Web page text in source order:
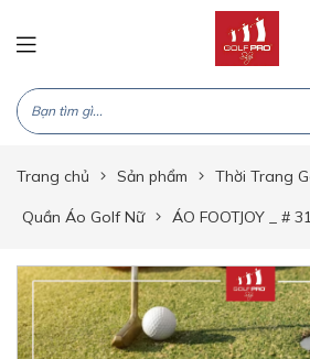
Trang chủ Sản phẩm Thời Trang
Quần Áo Golf Nữ ÁO FOOTJOY _ #